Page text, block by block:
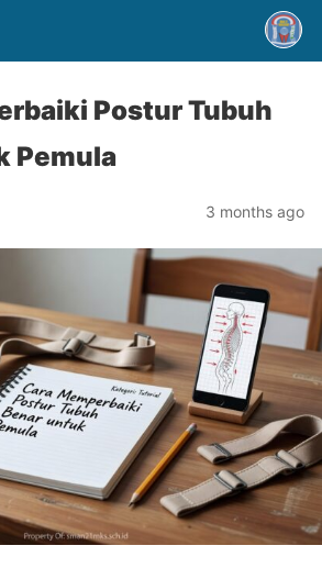
Postur Tubuh
Pemula
3 months ago